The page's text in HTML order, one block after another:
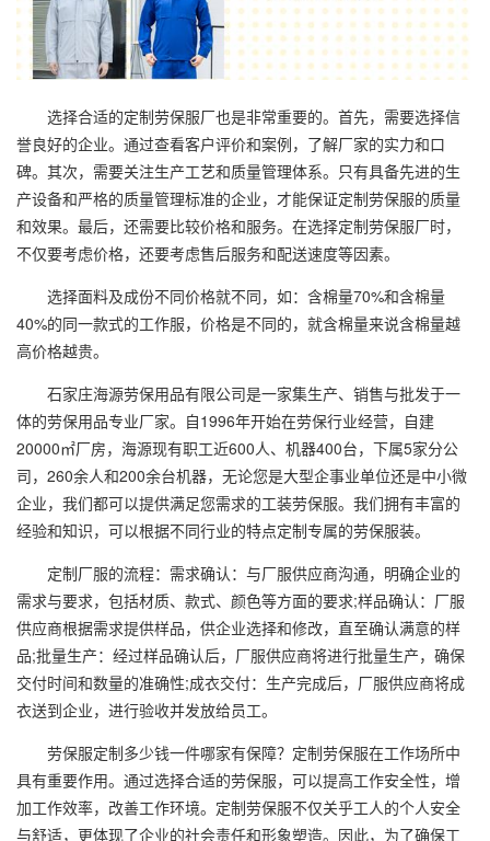
选择合适的定制劳保服厂也是非常重要的。首先，需要选择信
誉良好的企业。通过查看客户评价和案例，了解厂家的实力和口
碑。其次，需要关注生产工艺和质量管理体系。只有具备先进的生
产设备和严格的质量管理标准的企业，才能保证定制劳保服的质量
和效果。最后，还需要比较价格和服务。在选择定制劳保服厂时，
不仅要考虑价格，还要考虑售后服务和配送速度等因素。
选择面料及成份不同价格就不同，如：含棉量70%和含棉量
40%的同一款式的工作服，价格是不同的，就含棉量来说含棉量越
高价格越贵。
石家庄海源劳保用品有限公司是一家集生产、销售与批发于一
体的劳保用品专业厂家。自1996年开始在劳保行业经营，自建
20000㎡厂房，海源现有职工近600人、机器400台，下属5家分公
司，260余人和200余台机器，无论您是大型企事业单位还是中小微
企业，我们都可以提供满足您需求的工装劳保服。我们拥有丰富的
经验和知识，可以根据不同行业的特点定制专属的劳保服装。
定制厂服的流程：需求确认：与厂服供应商沟通，明确企业的
需求与要求，包括材质、款式、颜色等方面的要求;样品确认：厂服
供应商根据需求提供样品，供企业选择和修改，直至确认满意的样
品;批量生产：经过样品确认后，厂服供应商将进行批量生产，确保
交付时间和数量的准确性;成衣交付：生产完成后，厂服供应商将成
衣送到企业，进行验收并发放给员工。
劳保服定制多少钱一件哪家有保障？定制劳保服在工作场所中
具有重要作用。通过选择合适的劳保服，可以提高工作安全性，增
加工作效率，改善工作环境。定制劳保服不仅关乎工人的个人安全
与舒适，更体现了企业的社会责任和形象塑造。因此，为了确保工